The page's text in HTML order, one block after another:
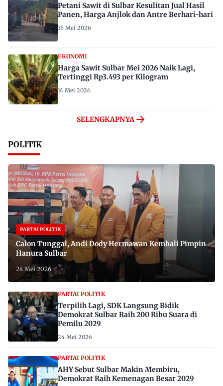
Petani Sawit di Sulbar Kesulitan Jual Hasil
Panen, Harga Anjlok dan Antre Berhari-hari
16 Mei 2026
EKONOMI
Harga Sawit Sulbar Mei 2026 Naik Lagi,
Tertinggi Rp3.493 per Kilogram
14 Mei 2026
SELENGKAPNYA
POLITIK
PARTAI POLITIK
Calon Tunggal, Andi Dody Hermawan Kembali Pimpin
Hanura Sulbar
24 Mei 2026
PARTAI POLITIK
Terpilih Lagi, SDK Langsung Bidik
Demokrat Sulbar Raih 200 Ribu Suara di
Pemilu 2029
24 Mei 2026
PARTAI POLITIK
AHY Sebut Sulbar Makin Membiru,
Demokrat Raih Kemenagan Besar 2029